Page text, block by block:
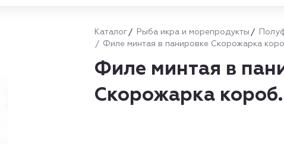
Каталог Рыба икра и морепродукты
Филе минтая в панировке Скорожарка
Филе минтая в
Скорожарка короб.